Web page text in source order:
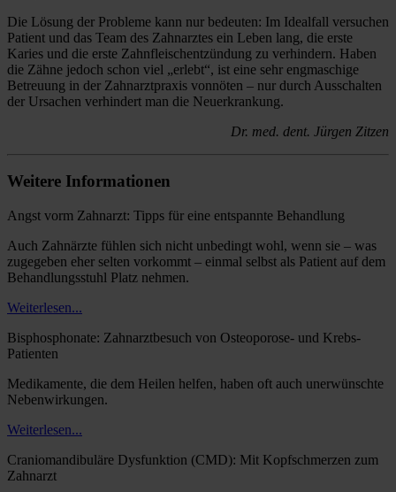
Die Lösung der Probleme kann nur bedeuten: Im Idealfall versuchen
Patient und das Team des Zahnarztes ein Leben lang, die erste
Karies und die erste Zahnfleischentzündung zu verhindern. Haben
die Zähne jedoch schon viel „erlebt“, ist eine sehr engmaschige
Betreuung in der Zahnarztpraxis vonnöten – nur durch Ausschalten
der Ursachen verhindert man die Neuerkrankung.
Dr. med. dent. Jürgen Zitzen
Weitere Informationen
Angst vorm Zahnarzt: Tipps für eine entspannte Behandlung
Auch Zahnärzte fühlen sich nicht unbedingt wohl, wenn sie – was
zugegeben eher selten vorkommt – einmal selbst als Patient auf dem
Behandlungsstuhl Platz nehmen.
Weiterlesen...
Bisphosphonate: Zahnarztbesuch von Osteoporose- und Krebs-
Patienten
Medikamente, die dem Heilen helfen, haben oft auch unerwünschte
Nebenwirkungen.
Weiterlesen...
Craniomandibuläre Dysfunktion (CMD): Mit Kopfschmerzen zum
Zahnarzt